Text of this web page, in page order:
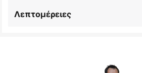
Λεπτομέρειες